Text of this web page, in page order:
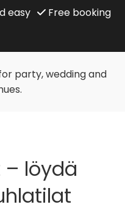
easy Free booking
party, wedding and
– löydä